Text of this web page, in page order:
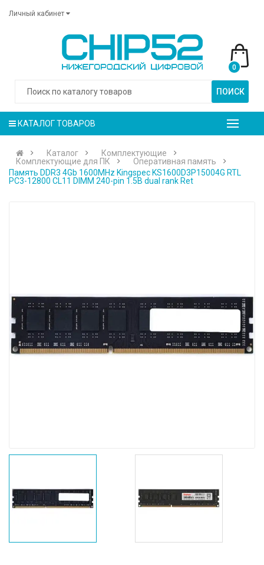
Личный кабинет
ПОИСК
0
КАТАЛОГ ТОВАРОВ
Каталог
Комплектующие
Комплектующие для ПК
Оперативная память
Память DDR3 4Gb 1600MHz Kingspec KS1600D3P15004G RTL
PC3-12800 CL11 DIMM 240-pin 1.5В dual rank Ret